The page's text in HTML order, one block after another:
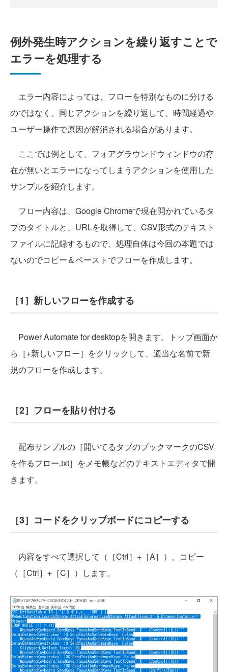
例外発生時アクションを繰り返すことで
エラーを処理する
エラー内容によっては、フローを特別なものに分ける
のではなく、同じアクションを繰り返して、時間経過や
ユーザー操作で原因が解消される場合があります。
ここでは例として、フォアグラウンドウィンドウの存
在が無いとエラーになってしまうアクションを使用した
サンプルを紹介します。
フロー内容は、Google Chromeで現在開かれているタ
ブのタイトルと、URLを取得して、CSV形式のテキスト
ファイルに記録するもので、処理自体は今回の本題では
ないのでコピー＆ペーストでフローを作成します。
［1］新しいフローを作成する
Power Automate for desktopを開きます。トップ画面か
ら［+新しいフロー］をクリックして、適当な名前で新
規のフローを作成します。
［2］フローを貼り付ける
配布サンプルの［開いてるタブのブックマークのCSV
を作るフロー.txt］をメモ帳などのテキストエディタで開
きます。
［3］コードをクリップボードにコピーする
内容をすべて選択して（［Ctrl］+［A］）、コピー
（［Ctrl］+［C］）します。